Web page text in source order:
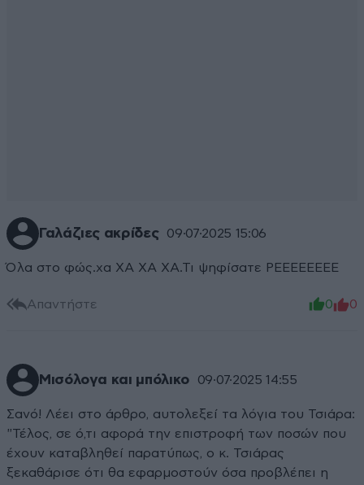
Γαλάζιες ακρίδες 09·07·2025 15:06
Όλα στο φώς.χα ΧΑ ΧΑ ΧΑ.Τι ψηφίσατε ΡΕΕΕΕΕΕΕΕ
Απαντήστε 0 0
Μισόλογα και μπόλικο 09·07·2025 14:55
Σανό! Λέει στο άρθρο, αυτολεξεί τα λόγια του Τσιάρα:
"Τέλος, σε ό,τι αφορά την επιστροφή των ποσών που
έχουν καταβληθεί παρατύπως, ο κ. Τσιάρας
ξεκαθάρισε ότι θα εφαρμοστούν όσα προβλέπει η